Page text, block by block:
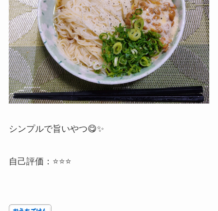
シンプルで旨いやつ😋✨
自己評価：⭐️⭐️⭐️